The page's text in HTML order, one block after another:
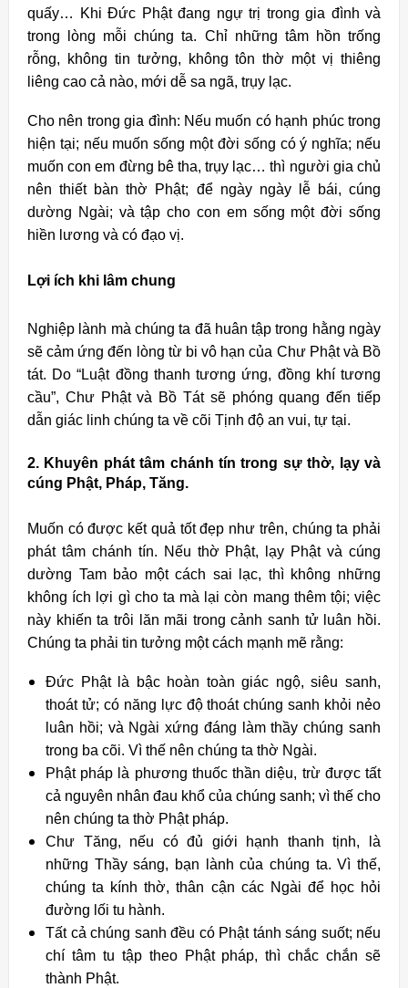
quấy… Khi Ðức Phật đang ngự trị trong gia đình và
trong lòng mỗi chúng ta. Chỉ những tâm hồn trống
rỗng, không tin tưởng, không tôn thờ một vị thiêng
liêng cao cả nào, mới dễ sa ngã, trụy lạc.
Cho nên trong gia đình: Nếu muốn có hạnh phúc trong
hiện tại; nếu muốn sống một đời sống có ý nghĩa; nếu
muốn con em đừng bê tha, trụy lạc… thì người gia chủ
nên thiết bàn thờ Phật; để ngày ngày lễ bái, cúng
dường Ngài; và tập cho con em sống một đời sống
hiền lương và có đạo vị.
Lợi ích khi lâm chung
Nghiệp lành mà chúng ta đã huân tập trong hằng ngày
sẽ cảm ứng đến lòng từ bi vô hạn của Chư Phật và Bồ
tát. Do “Luật đồng thanh tương ứng, đồng khí tương
cầu”, Chư Phật và Bồ Tát sẽ phóng quang đến tiếp
dẫn giác linh chúng ta về cõi Tịnh độ an vui, tự tại.
2. Khuyên phát tâm chánh tín trong sự thờ, lạy và
cúng Phật, Pháp, Tăng.
Muốn có được kết quả tốt đẹp như trên, chúng ta phải
phát tâm chánh tín. Nếu thờ Phật, lạy Phật và cúng
dường Tam bảo một cách sai lạc, thì không những
không ích lợi gì cho ta mà lại còn mang thêm tội; việc
này khiến ta trôi lăn mãi trong cảnh sanh tử luân hồi.
Chúng ta phải tin tưởng một cách mạnh mẽ rằng:
Ðức Phật là bậc hoàn toàn giác ngộ, siêu sanh,
thoát tử; có năng lực độ thoát chúng sanh khỏi nẻo
luân hồi; và Ngài xứng đáng làm thầy chúng sanh
trong ba cõi. Vì thế nên chúng ta thờ Ngài.
Phật pháp là phương thuốc thần diệu, trừ được tất
cả nguyên nhân đau khổ của chúng sanh; vì thế cho
nên chúng ta thờ Phật pháp.
Chư Tăng, nếu có đủ giới hạnh thanh tịnh, là
những Thầy sáng, bạn lành của chúng ta. Vì thế,
chúng ta kính thờ, thân cận các Ngài để học hỏi
đường lối tu hành.
Tất cả chúng sanh đều có Phật tánh sáng suốt; nếu
chí tâm tu tập theo Phật pháp, thì chắc chắn sẽ
thành Phật.